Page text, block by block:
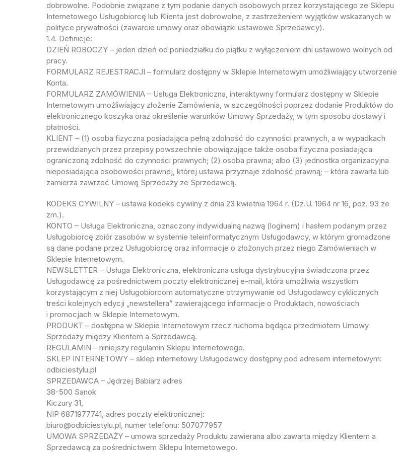
dobrowolne. Podobnie związane z tym podanie danych osobowych przez korzystającego ze Sklepu
Internetowego Usługobiorcę lub Klienta jest dobrowolne, z zastrzeżeniem wyjątków wskazanych w
polityce prywatności (zawarcie umowy oraz obowiązki ustawowe Sprzedawcy).
1.4. Definicje:
DZIEŃ ROBOCZY – jeden dzień od poniedziałku do piątku z wyłączeniem dni ustawowo wolnych od
pracy.
FORMULARZ REJESTRACJI – formularz dostępny w Sklepie Internetowym umożliwiający utworzenie
Konta.
FORMULARZ ZAMÓWIENIA – Usługa Elektroniczna, interaktywny formularz dostępny w Sklepie
Internetowym umożliwiający złożenie Zamówienia, w szczególności poprzez dodanie Produktów do
elektronicznego koszyka oraz określenie warunków Umowy Sprzedaży, w tym sposobu dostawy i
płatności.
KLIENT – (1) osoba fizyczna posiadająca pełną zdolność do czynności prawnych, a w wypadkach
przewidzianych przez przepisy powszechnie obowiązujące także osoba fizyczna posiadająca
ograniczoną zdolność do czynności prawnych; (2) osoba prawna; albo (3) jednostka organizacyjna
nieposiadająca osobowości prawnej, której ustawa przyznaje zdolność prawną; – która zawarła lub
zamierza zawrzeć Umowę Sprzedaży ze Sprzedawcą.
KODEKS CYWILNY – ustawa kodeks cywilny z dnia 23 kwietnia 1964 r. (Dz.U. 1964 nr 16, poz. 93 ze
zm.).
KONTO – Usługa Elektroniczna, oznaczony indywidualną nazwą (loginem) i hasłem podanym przez
Usługobiorcę zbiór zasobów w systemie teleinformatycznym Usługodawcy, w którym gromadzone
są dane podane przez Usługobiorcę oraz informacje o złożonych przez niego Zamówieniach w
Sklepie Internetowym.
NEWSLETTER – Usługa Elektroniczna, elektroniczna usługa dystrybucyjna świadczona przez
Usługodawcę za pośrednictwem poczty elektronicznej e-mail, która umożliwia wszystkim
korzystającym z niej Usługobiorcom automatyczne otrzymywanie od Usługodawcy cyklicznych
treści kolejnych edycji „newstellera” zawierającego informacje o Produktach, nowościach
i promocjach w Sklepie Internetowym.
PRODUKT – dostępna w Sklepie Internetowym rzecz ruchoma będąca przedmiotem Umowy
Sprzedaży między Klientem a Sprzedawcą.
REGULAMIN – niniejszy regulamin Sklepu Internetowego.
SKLEP INTERNETOWY – sklep internetowy Usługodawcy dostępny pod adresem internetowym:
odbiciestylu.pl
SPRZEDAWCA – Jędrzej Babiarz adres
38-500 Sanok
Kiczury 31,
NIP 6871977741, adres poczty elektronicznej:
biuro@odbiciestylu.pl, numer telefonu: 507077957
UMOWA SPRZEDAŻY – umowa sprzedaży Produktu zawierana albo zawarta między Klientem a
Sprzedawcą za pośrednictwem Sklepu Internetowego.